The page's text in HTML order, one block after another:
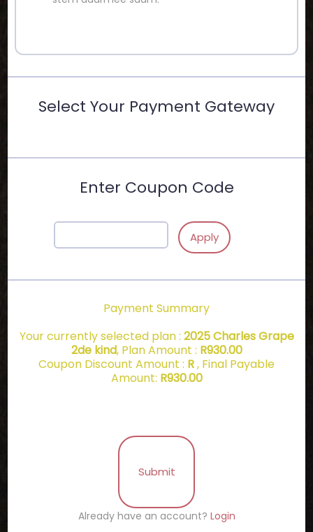
Select Your Payment Gateway
Enter Coupon Code
Apply
Payment Summary
Your currently selected plan : 2025 Charles Grape
2de kind, Plan Amount : R930.00
Coupon Discount Amount : R, Final Payable
Amount: R930.00
Submit
Already have an account? Login